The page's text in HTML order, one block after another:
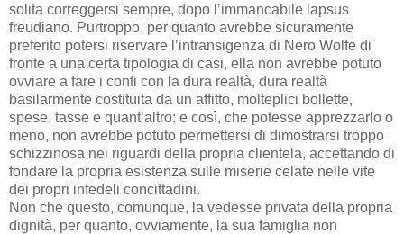
solita correggersi sempre, dopo l’immancabile lapsus
freudiano. Purtroppo, per quanto avrebbe sicuramente
preferito potersi riservare l’intransigenza di Nero Wolfe di
fronte a una certa tipologia di casi, ella non avrebbe potuto
ovviare a fare i conti con la dura realtà, dura realtà
basilarmente costituita da un affitto, molteplici bollette,
spese, tasse e quant’altro: e così, che potesse apprezzarlo o
meno, non avrebbe potuto permettersi di dimostrarsi troppo
schizzinosa nei riguardi della propria clientela, accettando di
fondare la propria esistenza sulle miserie celate nelle vite
dei propri infedeli concittadini.
Non che questo, comunque, la vedesse privata della propria
dignità, per quanto, ovviamente, la sua famiglia non